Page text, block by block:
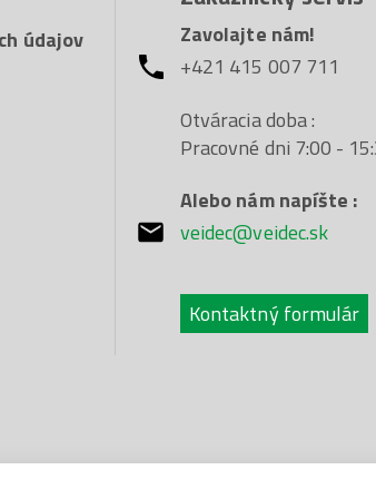
údajov
Zavolajte nám!
+421 415 007 711
Otváracia doba :
Pracovné dni 7:00 -
Alebo nám napíšte :
veidec@veidec.sk
Kontaktný formulár